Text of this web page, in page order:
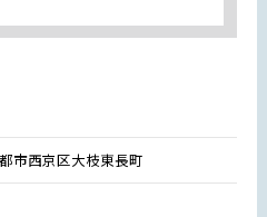
市西京区大枝東長町